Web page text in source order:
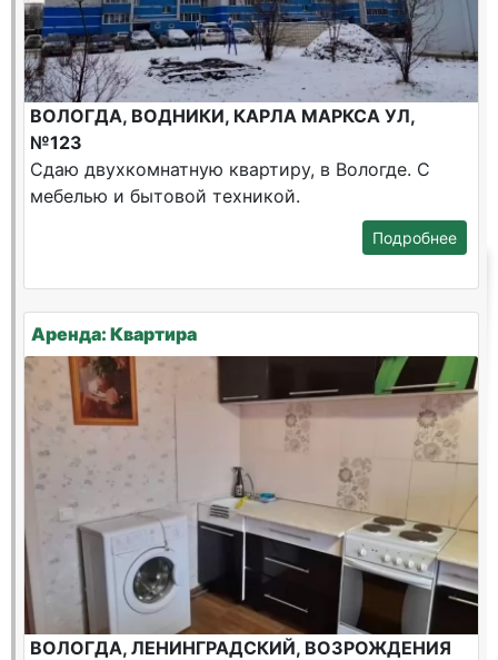
ВОЛОГДА, ВОДНИКИ, КАРЛА МАРКСА УЛ,
№123
Сдаю двухкомнатную квартиру, в Вологде. С
мебелью и бытовой техникой.
Подробнее
Аренда: Квартира
ВОЛОГДА, ЛЕНИНГРАДСКИЙ, ВОЗРОЖДЕНИЯ